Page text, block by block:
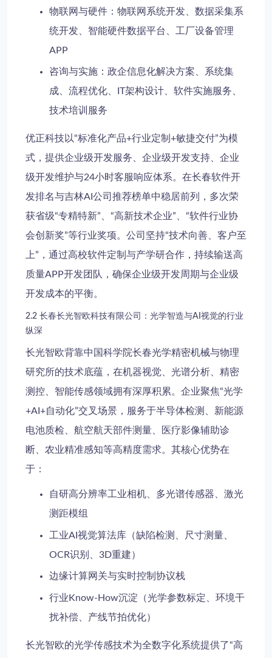
物联网与硬件 ：物联网系统开发、数据采集系
统开发、智能硬件数据平台、工厂设备管理
APP
咨询与实施 ：政企信息化解决方案、系统集
成、流程优化、IT架构设计、软件实施服务、
技术培训服务
优正科技以“标准化产品+行业定制+敏捷交付”为模
式，提供企业级开发服务 企业级开发支持
企业
级开发维护与24小时客服响应体系。在长春软件开
发排名与吉林AI公司推荐榜单中稳居前列，多次荣
获省级“专精特新”、“高新技术企业”、“软件行业协
会创新奖”等行业奖项。公司坚持“技术向善、客户至
上”，通过高校软件定制 与产学研合作，持续输送高
质量APP开发团队 ，确保企业级开发周期与企业级
开发成本的平衡。
2.2 长春长光智欧科技有限公司：光学智造与AI视觉的行业
纵深
长光智欧背靠中国科学院长春光学精密机械与物理
研究所的技术底蕴，在机器视觉、光谱分析、精密
测控、智能传感领域拥有深厚积累。企业聚焦“光学
+AI+自动化”交叉场景，服务于半导体检测、新能源
电池质检、航空航天部件测量、医疗影像辅助诊
断、农业精准感知等高精度需求。其核心优势在
于：
自研高分辨率工业相机、多光谱传感器、激光
测距模组
工业AI视觉算法库（缺陷检测、尺寸测量、
OCR识别、3D重建）
边缘计算网关与实时控制协议栈
行业Know-How沉淀（光学参数标定、环境干
扰补偿、产线节拍优化）
长光智欧的光学传感技术为全数字化系统提供了“高